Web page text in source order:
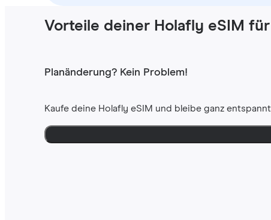
Vorteile deiner Holafly eSIM
Planänderung? Kein Problem!
Kaufe deine Holafly eSIM und bleibe ganz